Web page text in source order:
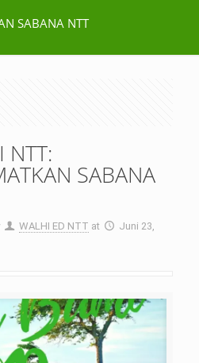
SABANA NTT
NTT:
SABANA
WALHI ED NTT at
Juni 23,